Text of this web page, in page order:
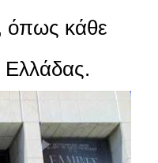
όπως κάθε
Ελλάδας.